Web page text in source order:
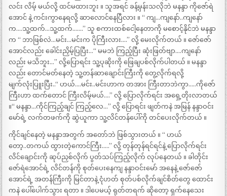
လင်း လိမ့် မယ်လို့ ထင်မထားဘူး ။ သူအရင် ခန့်မှန်းသလိုဘဲ မနန္ဒာ ကိုဇော်ရဲ
အောင် နဲ့ ကင်းကွာနေရလို့ ဆာလောင်နေပြီလား ။ “ ကျ…ကျနော်..ကျနော်
က….သူ့ထက်…သူ့ထက်…….” သူ စကားထစ်ငေါ့နေတာကို မစောင့်နိုင်ဘဲ မနန္ဒာ
က “ ဘာဖြစ်လဲ…မင်း…မင်းက ပိုကြီးလား….” လို့ မေးလိုက်တယ် ။ ဇော်ဇော်
အောင်လည်း ခေါင်းညှိမ့်ပြပြီး…“ မမဘဲ ကြည့်ပြီး ဆုံးဖြတ်ဗျာ….ကျနော်
လည်း မသိဘူး…” လို့ပြောရင်း သူ့ပုဆိုးကို ဖြေချပစ်လိုက်ပါတယ် ။ မနန္ဒာ
လည်း တောင်မတ်နေတဲ့ သူ့တန်ဆာချောင်းကြီးကို တွေ့လိုက်ရလို့
မျက်လုံးပြူးပြီး..“ ဟယ်….မင်း..မင်းဟာက တအား ကြီးတာဘဲကွာ…..ကိုဇော်
ကြီးဟာ ထက်တောင် ကြီးလိမ့်မယ်….” လို့ ပြောလိုက်ရင်း အရှေ့တိုးလာတယ်
။“ မနန္ဒာ…ကိုင်ကြည့်ချင် ကြည့်လေ…” လို့ ပြောရင်း ဖျတ်ကနဲ အမြန် နန္ဒာဝင်း
မော်ရဲ့ လက်တဖက်ကို ဆွဲယူကာ သူ့လိင်တန်ပေါ်ကို တင်ပေးလိုက်တယ် ။
ကိုင်ချင်နေတဲ့ မနန္ဒာအတွက် အတော်ဘဲ ဖြစ်သွားတယ် ။ “ ဟယ်
တော့..တကယ် ထွားတဲ့ကောင်ကြီး…..” လို့ တုန်တုန်ရင်ရင်နဲ့ ပြောလိုက်ရင်း
လိင်ချောင်းကို ဆုပ်ညှစ်လိုက် ပွတ်သပ်ကြည့်လိုက် လုပ်နေတယ် ။ ခါတိုင်း
ဇော်ရဲအောင်ရဲ့ လိင်တန်ကို စုတ်ပေးနေကျ နန္ဒာဝင်းမော် အနေနဲ့ ဇော်ဇော်
အောင်ရဲ့ အတန်ကြီးကို မြင်တာနဲ့ ငုံဟတ် စုတ်ပစ်လိုက်ချင်စိတ်တွေ ထောင်း
ကနဲ ပေါ်ပေါက်သွား ရတာ ။ ဒါပေမယ့် ရုတ်တရက် ဆိုတော့ ရှက်နေသေး